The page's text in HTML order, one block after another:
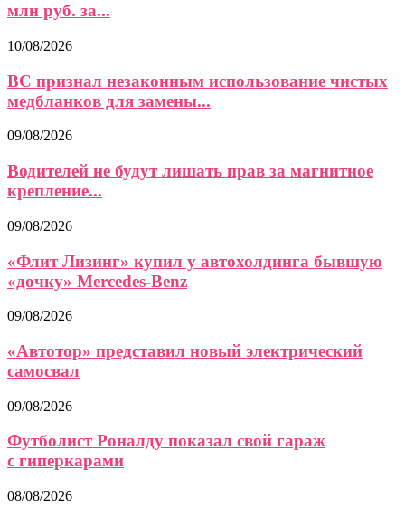
млн руб. за...
10/08/2026
ВС признал незаконным использование чистых
медбланков для замены...
09/08/2026
Водителей не будут лишать прав за магнитное
крепление...
09/08/2026
«Флит Лизинг» купил у автохолдинга бывшую
«дочку» Mercedes-Benz
09/08/2026
«Автотор» представил новый электрический
самосвал
09/08/2026
Футболист Роналду показал свой гараж
с гиперкарами
08/08/2026